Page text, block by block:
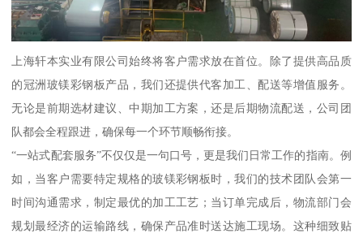
上海轩本实业有限公司始终将客户需求放在首位。除了提供高品质
的冠洲玻镁彩钢板产品，我们还提供代客加工、配送等增值服务。
无论是前期选材建议、中期加工方案，还是后期物流配送，公司团
队都会全程跟进，确保每一个环节顺畅衔接。
“一站式配套服务”不仅仅是一句口号，更是我们日常工作的指南。例
如，当客户需要特定规格的玻镁彩钢板时，我们的技术团队会第一
时间沟通需求，制定最优的加工工艺；当订单完成后，物流部门会
规划最经济的运输路线，确保产品准时送达施工现场。这种细致贴